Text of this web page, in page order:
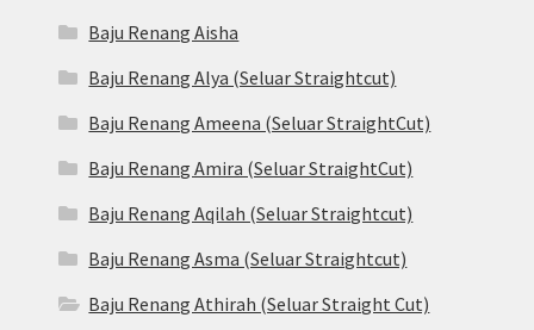
Baju Renang Aisha
Baju Renang Alya (Seluar Straightcut)
Baju Renang Ameena (Seluar StraightCut)
Baju Renang Amira (Seluar StraightCut)
Baju Renang Aqilah (Seluar Straightcut)
Baju Renang Asma (Seluar Straightcut)
Baju Renang Athirah (Seluar Straight Cut)